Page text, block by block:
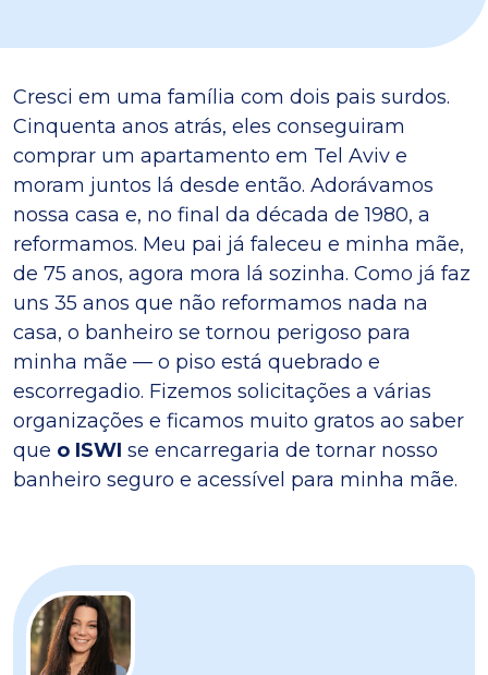
Cresci em uma família com dois pais surdos.
Cinquenta anos atrás, eles conseguiram
comprar um apartamento em Tel Aviv e
moram juntos lá desde então. Adorávamos
nossa casa e, no final da década de 1980, a
reformamos. Meu pai já faleceu e minha mãe,
de 75 anos, agora mora lá sozinha. Como já faz
uns 35 anos que não reformamos nada na
casa, o banheiro se tornou perigoso para
minha mãe — o piso está quebrado e
escorregadio. Fizemos solicitações a várias
organizações e ficamos muito gratos ao saber
que o ISWI se encarregaria de tornar nosso
banheiro seguro e acessível para minha mãe.